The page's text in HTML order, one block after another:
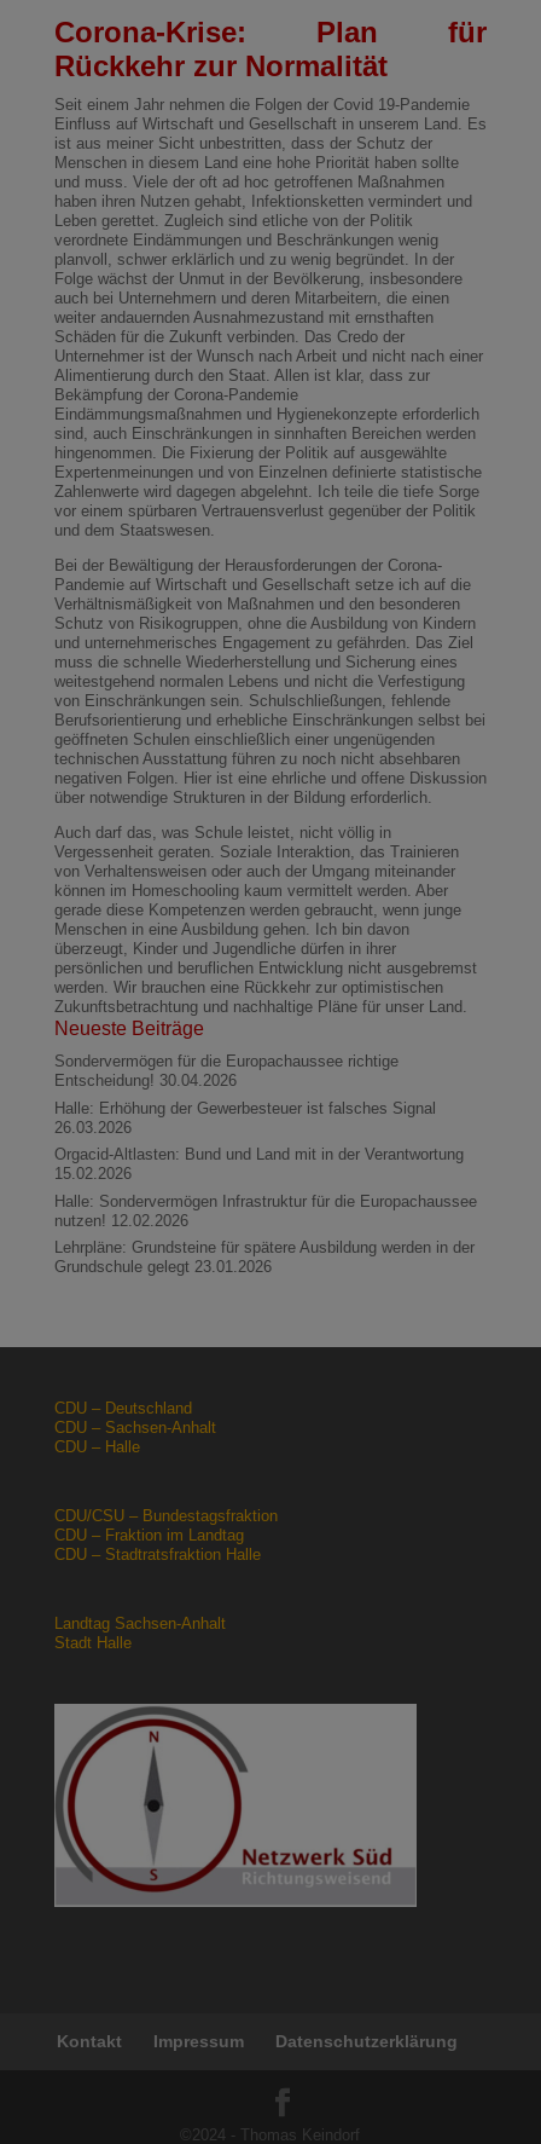
Corona-Krise: Plan für
Rückkehr zur Normalität
Seit einem Jahr nehmen die Folgen der Covid 19-Pandemie
Einfluss auf Wirtschaft und Gesellschaft in unserem Land. Es
ist aus meiner Sicht unbestritten, dass der Schutz der
Menschen in diesem Land eine hohe Priorität haben sollte
und muss. Viele der oft ad hoc getroffenen Maßnahmen
haben ihren Nutzen gehabt, Infektionsketten vermindert und
Leben gerettet. Zugleich sind etliche von der Politik
verordnete Eindämmungen und Beschränkungen wenig
planvoll, schwer erklärlich und zu wenig begründet. In der
Folge wächst der Unmut in der Bevölkerung, insbesondere
auch bei Unternehmern und deren Mitarbeitern, die einen
weiter andauernden Ausnahmezustand mit ernsthaften
Schäden für die Zukunft verbinden. Das Credo der
Unternehmer ist der Wunsch nach Arbeit und nicht nach einer
Alimentierung durch den Staat. Allen ist klar, dass zur
Bekämpfung der Corona-Pandemie
Eindämmungsmaßnahmen und Hygienekonzepte erforderlich
sind, auch Einschränkungen in sinnhaften Bereichen werden
hingenommen. Die Fixierung der Politik auf ausgewählte
Expertenmeinungen und von Einzelnen definierte statistische
Zahlenwerte wird dagegen abgelehnt. Ich teile die tiefe Sorge
vor einem spürbaren Vertrauensverlust gegenüber der Politik
und dem Staatswesen.
Bei der Bewältigung der Herausforderungen der Corona-
Pandemie auf Wirtschaft und Gesellschaft setze ich auf die
Verhältnismäßigkeit von Maßnahmen und den besonderen
Schutz von Risikogruppen, ohne die Ausbildung von Kindern
und unternehmerisches Engagement zu gefährden. Das Ziel
muss die schnelle Wiederherstellung und Sicherung eines
weitestgehend normalen Lebens und nicht die Verfestigung
von Einschränkungen sein. Schulschließungen, fehlende
Berufsorientierung und erhebliche Einschränkungen selbst bei
geöffneten Schulen einschließlich einer ungenügenden
technischen Ausstattung führen zu noch nicht absehbaren
negativen Folgen. Hier ist eine ehrliche und offene Diskussion
über notwendige Strukturen in der Bildung erforderlich.
Auch darf das, was Schule leistet, nicht völlig in
Vergessenheit geraten. Soziale Interaktion, das Trainieren
von Verhaltensweisen oder auch der Umgang miteinander
können im Homeschooling kaum vermittelt werden. Aber
gerade diese Kompetenzen werden gebraucht, wenn junge
Menschen in eine Ausbildung gehen. Ich bin davon
überzeugt, Kinder und Jugendliche dürfen in ihrer
persönlichen und beruflichen Entwicklung nicht ausgebremst
werden. Wir brauchen eine Rückkehr zur optimistischen
Zukunftsbetrachtung und nachhaltige Pläne für unser Land.
Neueste Beiträge
Sondervermögen für die Europachaussee richtige
Entscheidung! 30.04.2026
Halle: Erhöhung der Gewerbesteuer ist falsches Signal
26.03.2026
Orgacid-Altlasten: Bund und Land mit in der Verantwortung
15.02.2026
Halle: Sondervermögen Infrastruktur für die Europachaussee
nutzen! 12.02.2026
Lehrpläne: Grundsteine für spätere Ausbildung werden in der
Grundschule gelegt 23.01.2026
CDU – Deutschland
CDU – Sachsen-Anhalt
CDU – Halle
CDU/CSU – Bundestagsfraktion
CDU – Fraktion im Landtag
CDU – Stadtratsfraktion Halle
Landtag Sachsen-Anhalt
Stadt Halle
Kontakt Impressum Datenschutzerklärung
©2024 - Thomas Keindorf